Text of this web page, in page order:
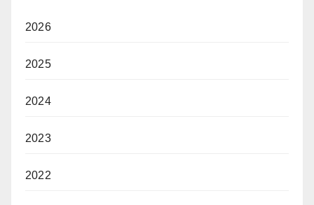
2026
2025
2024
2023
2022